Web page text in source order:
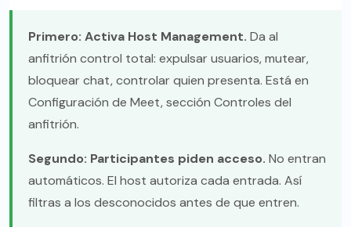
Primero: Activa Host Management. Da al
anfitrión control total: expulsar usuarios, mutear,
bloquear chat, controlar quien presenta. Está en
Configuración de Meet, sección Controles del
anfitrión.
Segundo: Participantes piden acceso. No entran
automáticos. El host autoriza cada entrada. Así
filtras a los desconocidos antes de que entren.